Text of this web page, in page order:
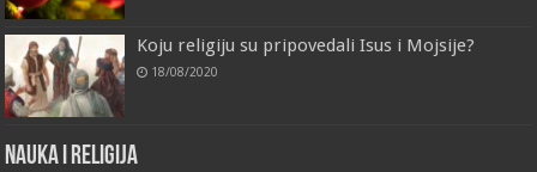
Koju religiju su pripovedali Isus i Mojsije?
18/08/2020
Nauka i religija